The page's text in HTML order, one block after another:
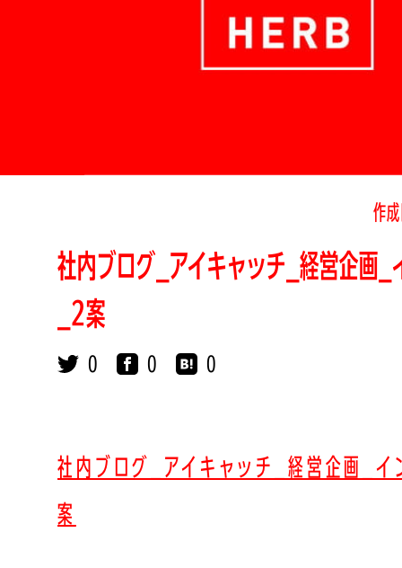
作
社内ブログ_アイキャッチ_経営企画_
_2案
0 0 0
社内ブログ_アイキャッチ_経営企画_
案